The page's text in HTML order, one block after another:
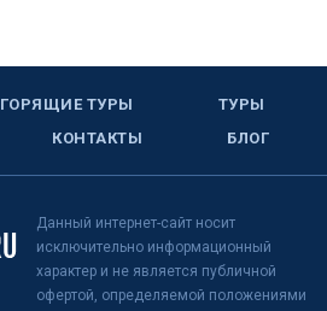
ГОРЯЩИЕ ТУРЫ
ТУРЫ
КОНТАКТЫ БЛОГ
Данный интернет-сайт носит
исключительно информационный
характер и не является публичной
офертой, определяемой положениями